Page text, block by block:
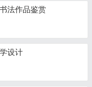
法作品鉴赏
设计